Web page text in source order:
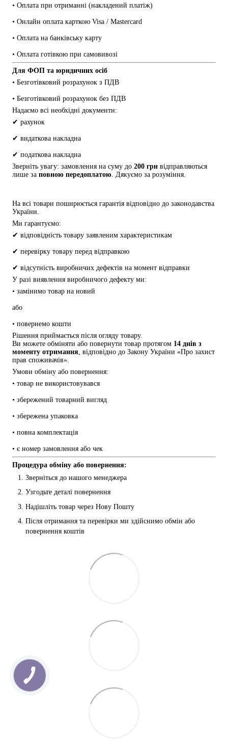
• Оплата при отриманні (накладений платіж)
• Онлайн оплата карткою Visa / Mastercard
• Оплата на банківську карту
• Оплата готівкою при самовивозі
Для ФОП та юридичних осіб
• Безготівковий розрахунок з ПДВ
• Безготівковий розрахунок без ПДВ
Надаємо всі необхідні документи:
✔ рахунок
✔ видаткова накладна
✔ податкова накладна
Зверніть увагу: замовлення на суму до 200 грн відправляються
лише за повною передоплатою. Дякуємо за розуміння.
На всі товари поширюється гарантія відповідно до законодавства
України.
Ми гарантуємо:
✔ відповідність товару заявленим характеристикам
✔ перевірку товару перед відправкою
✔ відсутність виробничих дефектів на момент відправки
У разі виявлення виробничого дефекту ми:
• замінимо товар на новий
або
• повернемо кошти
Рішення приймається після огляду товару.
Ви можете обміняти або повернути товар протягом 14 днів з
моменту отримання , відповідно до Закону України «Про захист
прав споживачів».
Умови обміну або повернення:
• товар не використовувався
• збережений товарний вигляд
• збережена упаковка
• повна комплектація
• є номер замовлення або чек
Процедура обміну або повернення:
Зверніться до нашого менеджера
Узгодьте деталі повернення
Надішліть товар через Нову Пошту
Після отримання та перевірки ми здійснимо обмін або
повернення коштів